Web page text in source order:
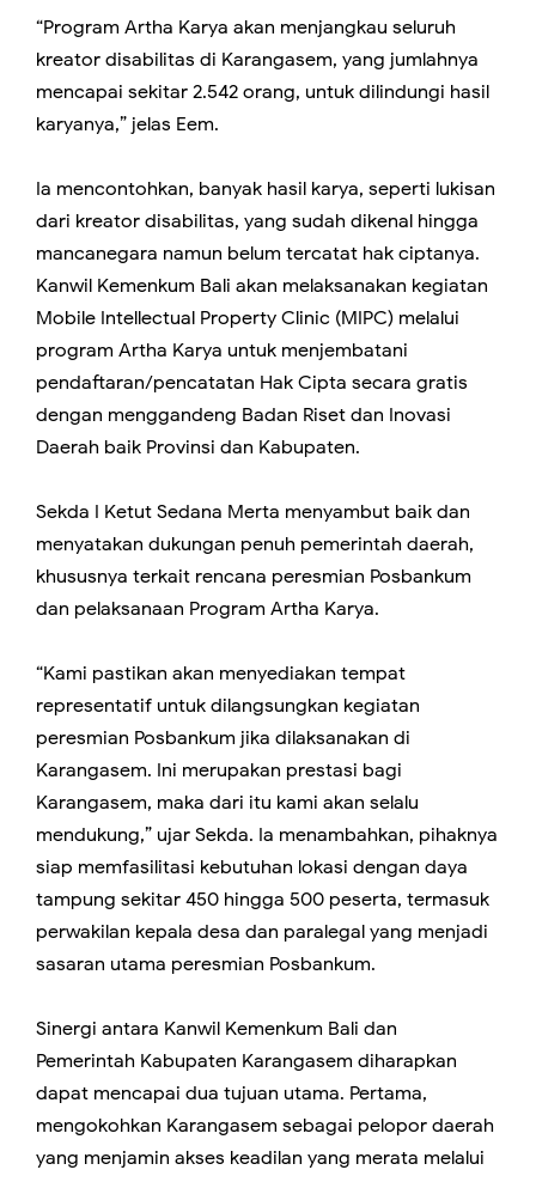
“Program Artha Karya akan menjangkau seluruh
kreator disabilitas di Karangasem, yang jumlahnya
mencapai sekitar 2.542 orang, untuk dilindungi hasil
karyanya,” jelas Eem.
Ia mencontohkan, banyak hasil karya, seperti lukisan
dari kreator disabilitas, yang sudah dikenal hingga
mancanegara namun belum tercatat hak ciptanya.
Kanwil Kemenkum Bali akan melaksanakan kegiatan
Mobile Intellectual Property Clinic (MIPC) melalui
program Artha Karya untuk menjembatani
pendaftaran/pencatatan Hak Cipta secara gratis
dengan menggandeng Badan Riset dan Inovasi
Daerah baik Provinsi dan Kabupaten.
Sekda I Ketut Sedana Merta menyambut baik dan
menyatakan dukungan penuh pemerintah daerah,
khususnya terkait rencana peresmian Posbankum
dan pelaksanaan Program Artha Karya.
“Kami pastikan akan menyediakan tempat
representatif untuk dilangsungkan kegiatan
peresmian Posbankum jika dilaksanakan di
Karangasem. Ini merupakan prestasi bagi
Karangasem, maka dari itu kami akan selalu
mendukung,” ujar Sekda. Ia menambahkan, pihaknya
siap memfasilitasi kebutuhan lokasi dengan daya
tampung sekitar 450 hingga 500 peserta, termasuk
perwakilan kepala desa dan paralegal yang menjadi
sasaran utama peresmian Posbankum.
Sinergi antara Kanwil Kemenkum Bali dan
Pemerintah Kabupaten Karangasem diharapkan
dapat mencapai dua tujuan utama. Pertama,
mengokohkan Karangasem sebagai pelopor daerah
yang menjamin akses keadilan yang merata melalui